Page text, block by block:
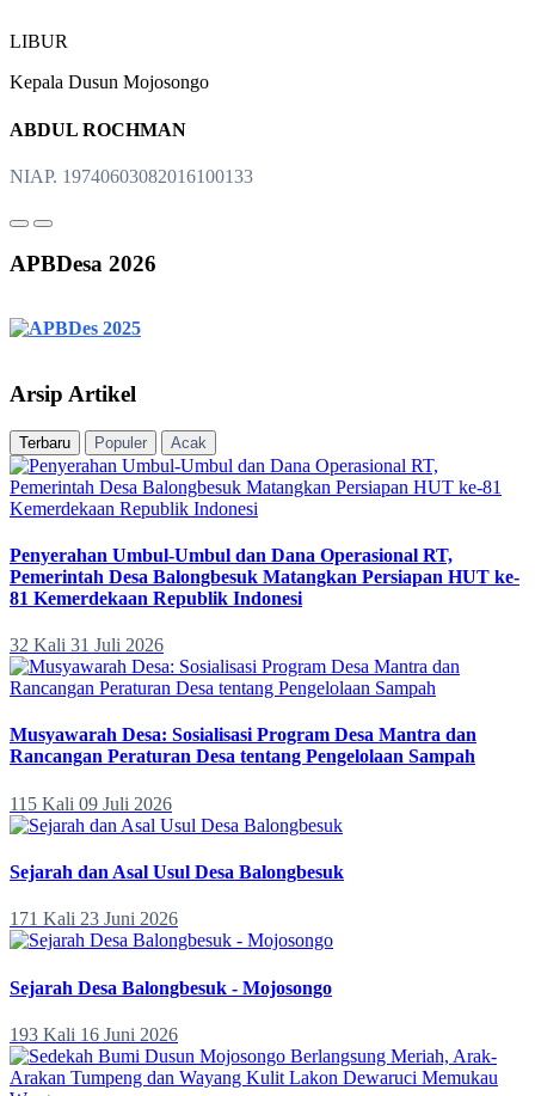
LIBUR
Kepala Dusun Mojosongo
ABDUL ROCHMAN
NIAP. 19740603082016100133
APBDesa 2026
Arsip Artikel
Terbaru Populer Acak
Penyerahan Umbul-Umbul dan Dana Operasional RT,
Pemerintah Desa Balongbesuk Matangkan Persiapan HUT ke-
81 Kemerdekaan Republik Indonesi
32 Kali 31 Juli 2026
Musyawarah Desa: Sosialisasi Program Desa Mantra dan
Rancangan Peraturan Desa tentang Pengelolaan Sampah
115 Kali 09 Juli 2026
Sejarah dan Asal Usul Desa Balongbesuk
171 Kali 23 Juni 2026
Sejarah Desa Balongbesuk - Mojosongo
193 Kali 16 Juni 2026